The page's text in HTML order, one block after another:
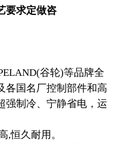
要求定做咨
谷轮)等品牌全
各国名厂控制部件和高
强制冷、宁静省电，运
,恒久耐用。